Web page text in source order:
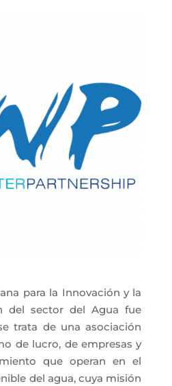
para la Innovación y la
del sector del Agua fue
trata de una asociación
de lucro, de empresas y
que operan en el
del agua, cuya misión